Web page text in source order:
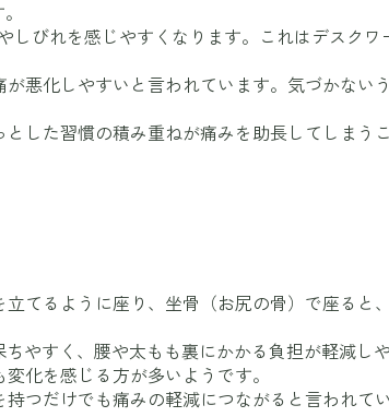
びれを感じやすくなります。これはデスクワ
悪化しやすいと言われています。気づかない
した習慣の積み重ねが痛みを助長してしまう
てるように座り、坐骨（お尻の骨）で座ると
やすく、腰や太もも裏にかかる負担が軽減し
化を感じる方が多いようです。
つだけでも痛みの軽減につながると言われてい